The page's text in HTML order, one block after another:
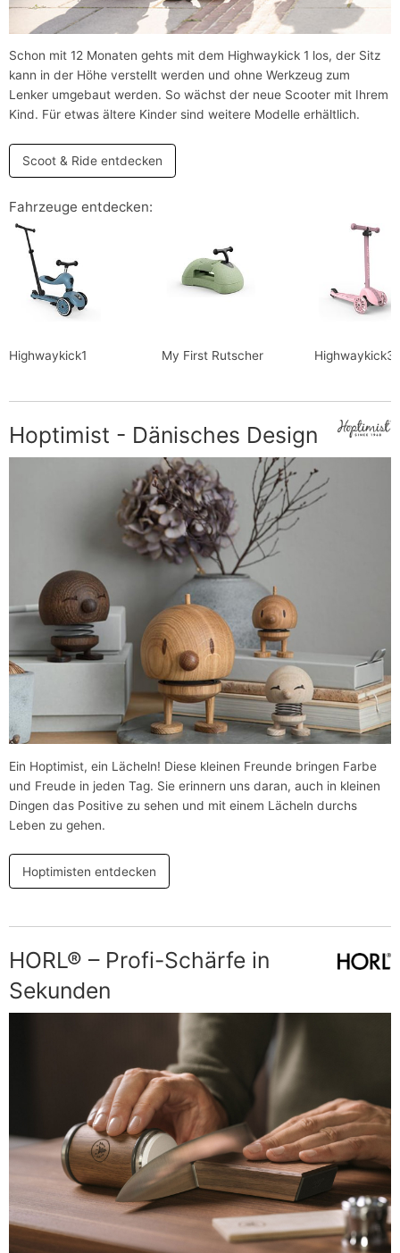
Schon mit 12 Monaten gehts mit dem Highwaykick 1 los, der Sitz
kann in der Höhe verstellt werden und ohne Werkzeug zum
Lenker umgebaut werden. So wächst der neue Scooter mit Ihrem
Kind. Für etwas ältere Kinder sind weitere Modelle erhältlich.
Scoot & Ride entdecken
Fahrzeuge entdecken:
Highwaykick1 My First Rutscher Highwaykick3
Hoptimist - Dänisches Design
Ein Hoptimist, ein Lächeln! Diese kleinen Freunde bringen Farbe
und Freude in jeden Tag. Sie erinnern uns daran, auch in kleinen
Dingen das Positive zu sehen und mit einem Lächeln durchs
Leben zu gehen.
Hoptimisten entdecken
HORL® – Profi-Schärfe in
Sekunden